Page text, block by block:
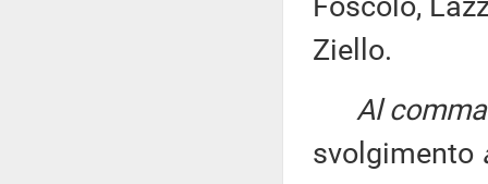
Ziello.
Al
svolgimento